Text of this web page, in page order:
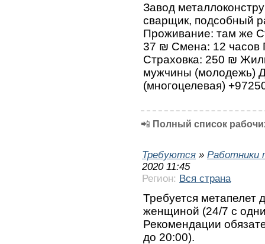
Завод
сварщик, подсобный
Проживание: там же
37 ₪ Смена: 12 часов
Страховка: 250 ₪
мужчины (молодежь)
(многоцелевая)
📲 Полный список
Требуются » Работники
2020 11:45
Регион: Вся страна
Требуется метапелет
женщиной (24/7 с
Рекомендации
до 20:00).